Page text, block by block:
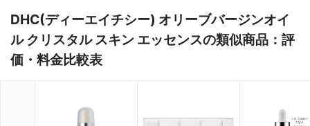
DHC(ディーエイチシー) オリーブバージンオイ
ル クリスタル スキン エッセンスの類似商品：評
価・料金比較表